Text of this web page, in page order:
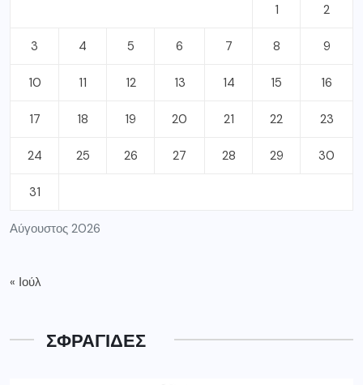
Αύγουστος 2026
1 2
3 4 5 6 7 8 9
10 11 12 13 14 15 16
17 18 19 20 21 22 23
24 25 26 27 28 29 30
31
« Ιούλ
ΣΦΡΑΓΙΔΕΣ